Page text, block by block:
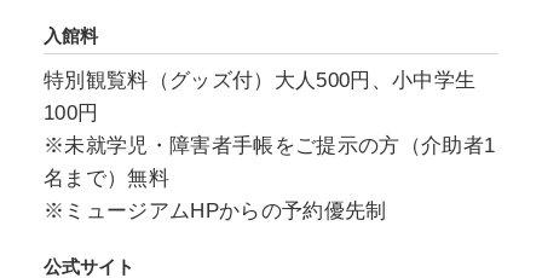
入館料
特別観覧料（グッズ付）大人500円、小中学生
100円
※未就学児・障害者手帳をご提示の方（介助者1
名まで）無料
※ミュージアムHPからの予約優先制
公式サイト